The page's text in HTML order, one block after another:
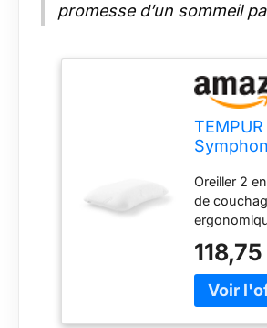
promesse d’un sommeil
TEMPUR
43 x 11
Oreiller
Soutien
Nuque
Mousse
Oreiller 2
de
dormant
et le dos
pour les